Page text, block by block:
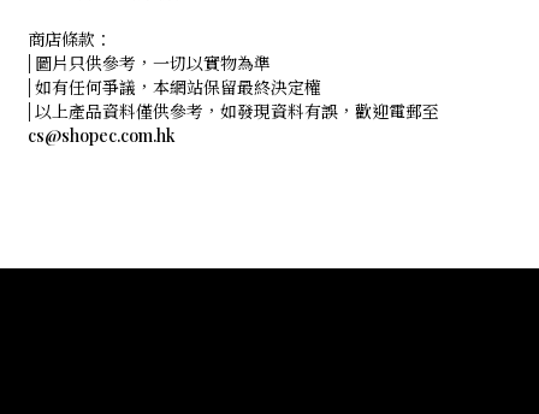
商店條款：
| 圖片只供參考，一切以實物為準
| 如有任何爭議，本網站保留最終決定權
| 以上產品資料僅供參考，如發現資料有誤，歡迎電郵至
cs@shopec.com.hk